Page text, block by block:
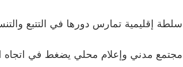
سلطة إقليمية تمارس دورها في التتبع
مجتمع مدني وإعلام محلي يضغط في اتجاه